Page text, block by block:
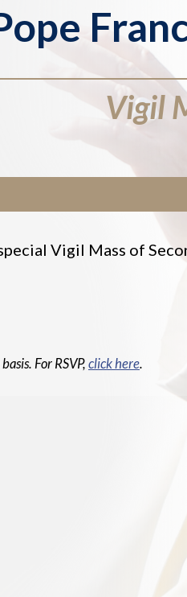
Vigil
Vigil Mass of
For RSVP, click here.